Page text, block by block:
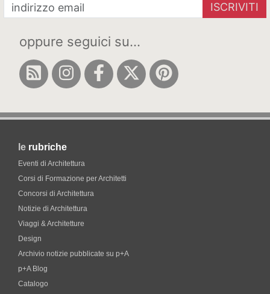
ISCRIVITI
oppure seguici su...
le rubriche
Eventi di Architettura
Corsi di Formazione per Architetti
Concorsi di Architettura
Notizie di Architettura
Viaggi & Architetture
Design
Archivio notizie pubblicate su p+A
p+A Blog
Catalogo